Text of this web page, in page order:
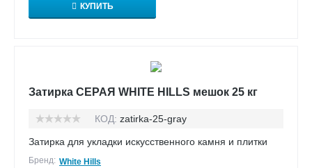
КУПИТЬ
Затирка СЕРАЯ WHITE HILLS мешок 25 кг
КОД: zatirka-25-gray
Затирка для укладки искусственного камня и плитки
Бренд: White Hills